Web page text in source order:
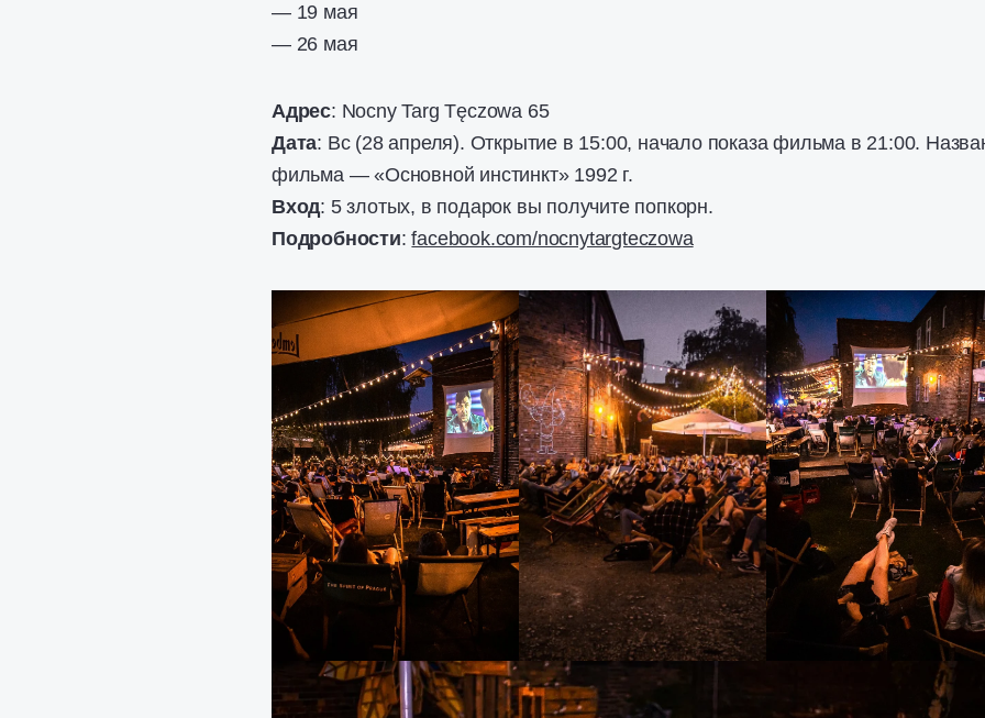
— 19 мая
— 26 мая
Адрес: Nocny Targ Tęczowa 65
Дата: Вс (28 апреля). Открытие в 15:00, начало показа фильма в 21:00.
фильма — «Основной инстинкт» 1992 г.
Вход: 5 злотых, в подарок вы получите попкорн.
Подробности:facebook.com/nocnytargteczowa